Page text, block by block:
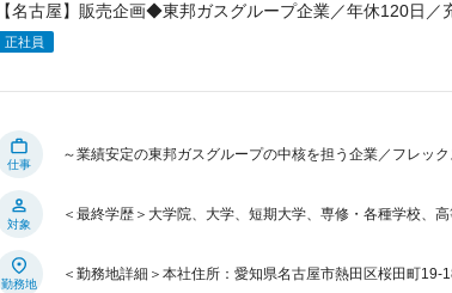
【名古屋】販売企画◆東邦ガスグループ企業／年休120日／
正社員
仕事
～業績安定の東邦ガスグループの中核を担う企業／フレッ
対象
＜最終学歴＞大学院、大学、短期大学、専修・各種学校、
勤務地
＜勤務地詳細＞本社住所：愛知県名古屋市熱田区桜田町